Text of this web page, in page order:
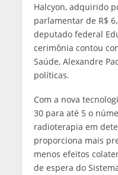
Halcyon, adquirido
parlamentar de R$
deputado federal
cerimônia contou
Saúde, Alexandre
políticas.
Com a nova
30 para até 5 o
radioterapia em
proporciona mais
menos efeitos
de espera do